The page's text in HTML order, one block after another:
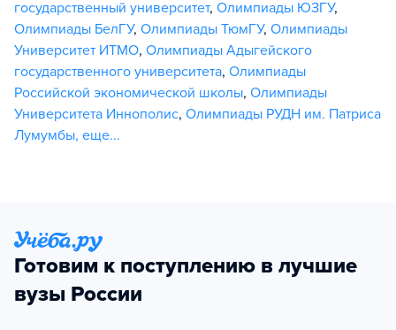
государственный университет, Олимпиады ЮЗГУ,
Олимпиады БелГУ, Олимпиады ТюмГУ, Олимпиады
Университет ИТМО, Олимпиады Адыгейского
государственного университета, Олимпиады
Российской экономической школы, Олимпиады
Университета Иннополис, Олимпиады РУДН им. Патриса
Лумумбы, еще...
Готовим к поступлению в лучшие
вузы России